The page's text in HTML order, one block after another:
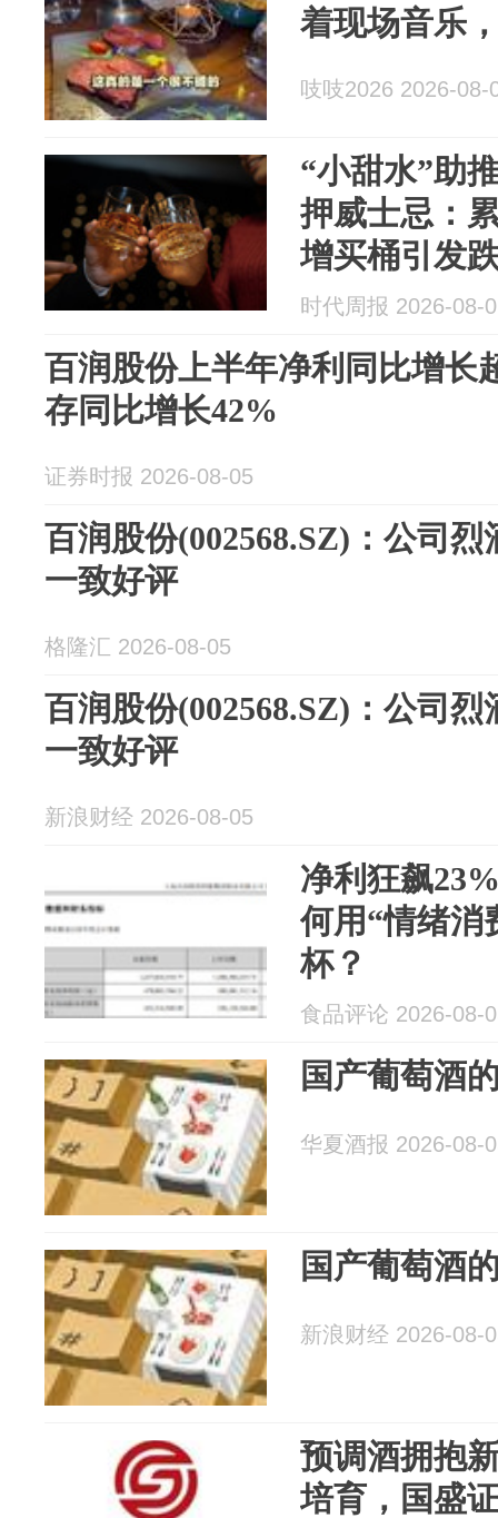
着现场音乐
吱吱2026 2026-08-
“小甜水”助
押威士忌：
增买桶引发
时代周报 2026-08-
百润股份上半年净利同比增长
存同比增长42%
证券时报 2026-08-05
百润股份(002568.SZ)：公司
一致好评
格隆汇 2026-08-05
百润股份(002568.SZ)：公司
一致好评
新浪财经 2026-08-05
净利狂飙
何用“情绪消
杯？
食品评论 2026-08-
国产葡萄酒
华夏酒报 2026-08-
国产葡萄酒
新浪财经 2026-08-
预调酒拥抱
培育，国盛